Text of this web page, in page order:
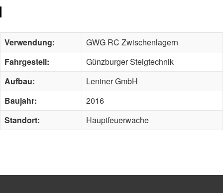
Verwendung:
GWG RC Zwischenlagern
Fahrgestell:
Günzburger Steigtechnik
Aufbau:
Lentner GmbH
Baujahr:
2016
Standort:
Hauptfeuerwache